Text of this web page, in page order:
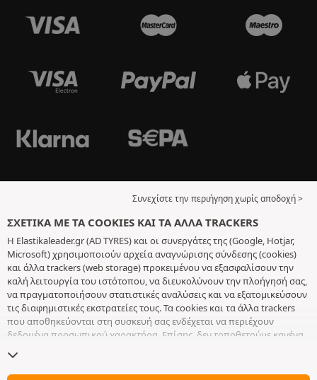
Συνεχίστε την περιήγηση χωρίς αποδοχή >
ΣΧΕΤΙΚΆ ΜΕ ΤΑ COOKIES ΚΑΙ ΤΑ ΆΛΛΑ TRACKERS
Η Elastikaleader.gr (AD TYRES) και οι συνεργάτες της (Google, Hotjar,
Microsoft) χρησιμοποιούν αρχεία αναγνώρισης σύνδεσης (cookies)
και άλλα trackers (web storage) προκειμένου να εξασφαλίσουν την
καλή λειτουργία του ιστότοπου, να διευκολύνουν την πλοήγησή σας,
να πραγματοποιήσουν στατιστικές αναλύσεις και να εξατομικεύσουν
τις διαφημιστικές εκστρατείες τους. Τα cookies και τα άλλα trackers
που αποθηκεύονται στη συσκευή σας ενδέχεται να περιέχουν
δεδομένα προσωπικού χαρακτήρα. Επίσης, δεν τοποθετούμε κανένα
συγκατάθεσή σας, με εξαίρεση αυτά που είναι απαραίτητα για τη
λειτουργία του ιστότοπου. Διατηρούμε τις επιλογές σας για 6 μήνες.